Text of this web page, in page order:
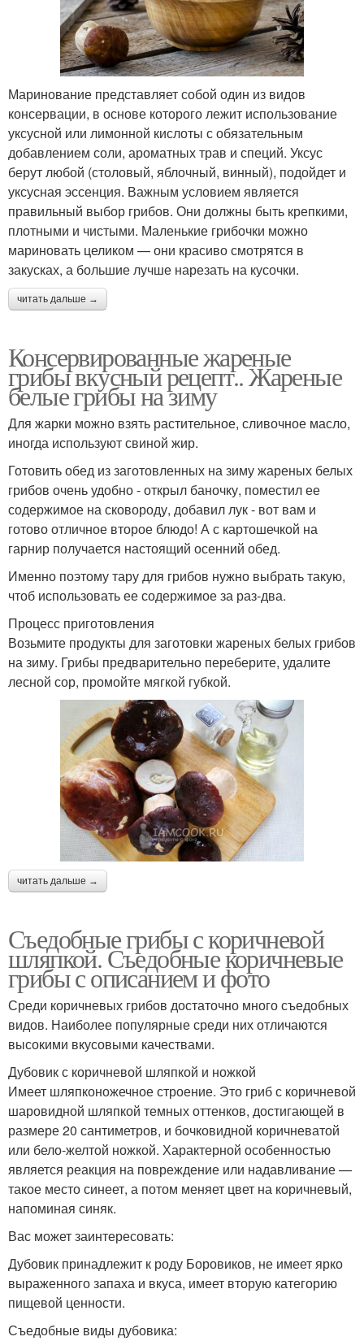
Маринование представляет собой один из видов
консервации, в основе которого лежит использование
уксусной или лимонной кислоты с обязательным
добавлением соли, ароматных трав и специй. Уксус
берут любой (столовый, яблочный, винный), подойдет и
уксусная эссенция. Важным условием является
правильный выбор грибов. Они должны быть крепкими,
плотными и чистыми. Маленькие грибочки можно
мариновать целиком — они красиво смотрятся в
закусках, а большие лучше нарезать на кусочки.
читать дальше →
Консервированные жареные
грибы вкусный рецепт.. Жареные
белые грибы на зиму
Для жарки можно взять растительное, сливочное масло,
иногда используют свиной жир.
Готовить обед из заготовленных на зиму жареных белых
грибов очень удобно - открыл баночку, поместил ее
содержимое на сковороду, добавил лук - вот вам и
готово отличное второе блюдо! А с картошечкой на
гарнир получается настоящий осенний обед.
Именно поэтому тару для грибов нужно выбрать такую,
чтоб использовать ее содержимое за раз-два.
Процесс приготовления
Возьмите продукты для заготовки жареных белых грибов
на зиму. Грибы предварительно переберите, удалите
лесной сор, промойте мягкой губкой.
читать дальше →
Съедобные грибы с коричневой
шляпкой. Съедобные коричневые
грибы с описанием и фото
Среди коричневых грибов достаточно много съедобных
видов. Наиболее популярные среди них отличаются
высокими вкусовыми качествами.
Дубовик с коричневой шляпкой и ножкой
Имеет шляпконожечное строение. Это гриб с коричневой
шаровидной шляпкой темных оттенков, достигающей в
размере 20 сантиметров, и бочковидной коричневатой
или бело-желтой ножкой. Характерной особенностью
является реакция на повреждение или надавливание —
такое место синеет, а потом меняет цвет на коричневый,
напоминая синяк.
Вас может заинтересовать:
Дубовик принадлежит к роду Боровиков, не имеет ярко
выраженного запаха и вкуса, имеет вторую категорию
пищевой ценности.
Съедобные виды дубовика: